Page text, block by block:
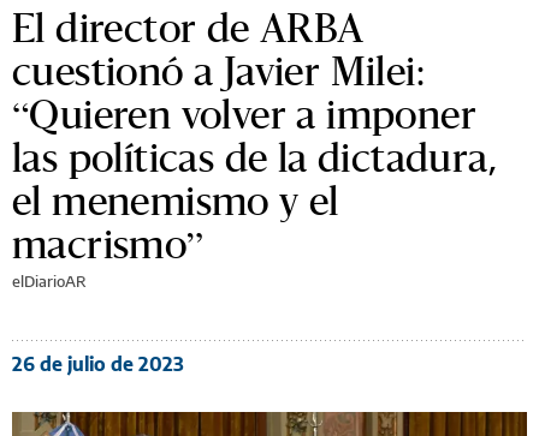
El director de ARBA
cuestionó a Javier Milei:
“Quieren volver a imponer
las políticas de la dictadura,
el menemismo y el
macrismo”
elDiarioAR
26 de julio de 2023